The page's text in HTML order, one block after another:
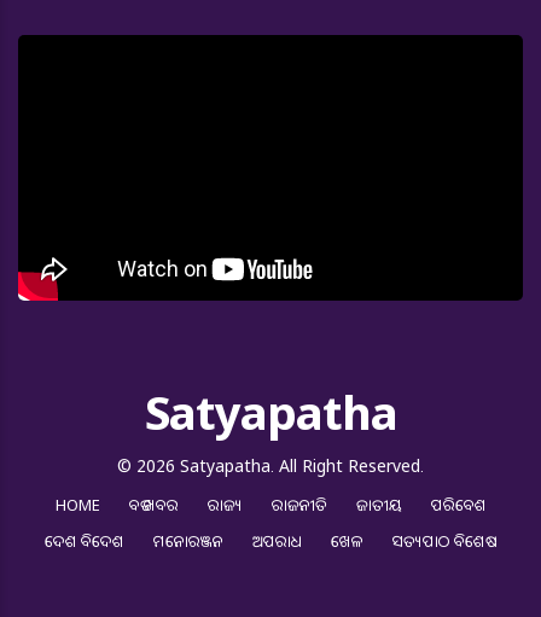
Satyapatha
© 2026 Satyapatha. All Right Reserved.
HOME ବଡ ଖବର ରାଜ୍ୟ ରାଜନୀତି ଜାତୀୟ
ପରିବେଶ
ଦେଶ ବିଦେଶ
ମନୋରଞ୍ଜନ ଅପରାଧ ଖେଳ ସତ୍ୟପାଠ ବିଶେଷ